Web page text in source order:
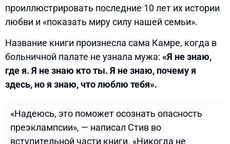
проиллюстрировать последние 10 лет их истории
любви и «показать миру силу нашей семьи».
Название книги произнесла сама Камре, когда в
больничной палате не узнала мужа: «Я не знаю,
где я. Я не знаю кто ты. Я не знаю, почему я
здесь, но я знаю, что люблю тебя».
«Надеюсь, это поможет осознать опасность
преэклампсии», — написал Стив во
вступительной части книги. «Никогда не